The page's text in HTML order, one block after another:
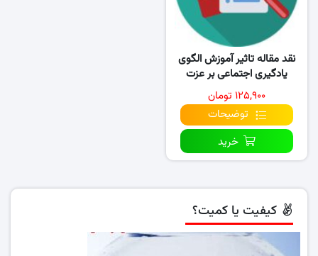
نقد مقاله تاثیر آموزش الگوی
یادگیری اجتماعی بر عزت
نفس،اعتمادبنفس
۱۲۵,۹۰۰ تومان
توضیحات
خرید
کیفیت یا کمیت؟